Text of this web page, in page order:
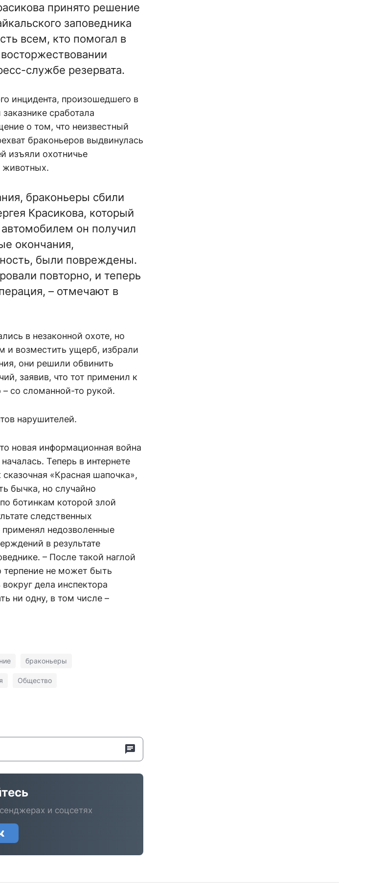
принято решение
заповедника
всем, кто помогал в
службе резервата.
инцидента, произошедшего в
сработала
о том, что неизвестный
браконьеров выдвинулась
изъяли охотничье
животных.
браконьеры сбили
Красикова, который
он получил
окончания,
были повреждены.
повторно, и теперь
– отмечают в
в незаконной охоте, но
и возместить ущерб, избрали
они решили обвинить
заявив, что тот применил к
со сломанной-то рукой.
нарушителей.
новая информационная война
Теперь в интернете
«Красная шапочка»,
бычка, но случайно
ботинкам которой злой
следственных
недозволенные
в результате
– После такой наглой
терпение не может быть
дела инспектора
ни одну, в том числе –
браконьеры
Общество
и соцсетях